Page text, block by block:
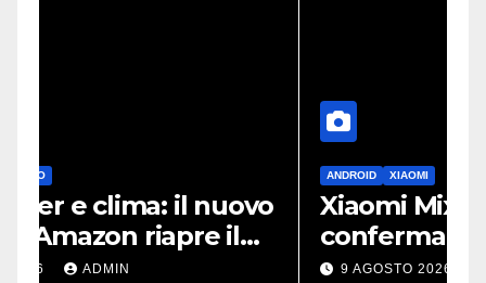
Xiaomi Mix Fold 5, un leak
conferma il design a
passaporto e HyperOS 4
9 AGOSTO 2026